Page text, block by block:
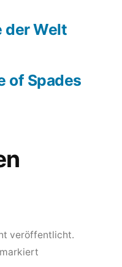
of Spades
der Welt
veröffentlicht.
markiert